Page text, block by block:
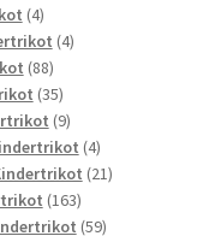
Produkte
44
Produkte
44
8888
Produkte
3535
Produkte
99
Produkte
44
Produkte
2121
163163
Produkte
5959